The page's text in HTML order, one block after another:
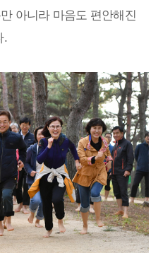
아니라 마음도 편안해진
.